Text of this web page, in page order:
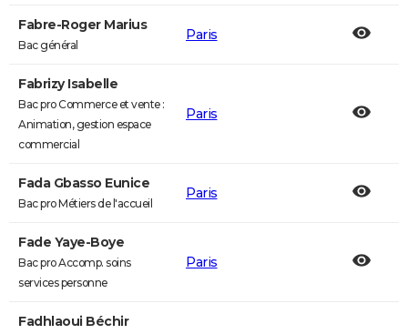
Fabre-Roger Marius
Bac général
Paris
Fabrizy Isabelle
Bac pro Commerce et vente :
Animation, gestion espace
commercial
Paris
Fada Gbasso Eunice
Bac pro Métiers de l'accueil
Paris
Fade Yaye-Boye
Bac pro Accomp. soins
services personne
Paris
Fadhlaoui Béchir